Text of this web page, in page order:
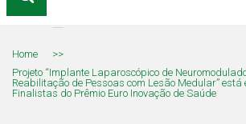
Home
>>
Projeto “Implante Laparoscópico de
Reabilitação de Pessoas com Lesão Medular” está
Finalistas do Prêmio Euro Inovação de Saúde